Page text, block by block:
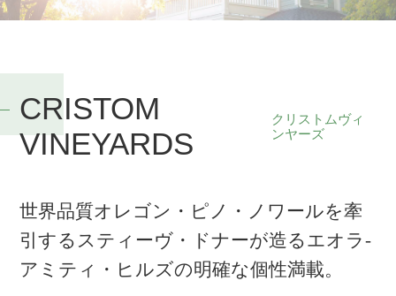
CRISTOM
VINEYARDS
クリストムヴィ
ンヤーズ
世界品質オレゴン・ピノ・ノワールを牽
引するスティーヴ・ドナーが造るエオラ-
アミティ・ヒルズの明確な個性満載。